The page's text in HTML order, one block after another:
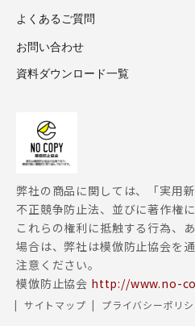
よくあるご質問
お問い合わせ
資料ダウンロード一覧
弊社の商品に関しては、「実用
不正競争防止法、並びに著作権
これらの権利に抵触する行為、
場合は、弊社は模倣防止協会を
注意ください。
模倣防止協会 http://www.no-
サイトマップ プライバシーポリ